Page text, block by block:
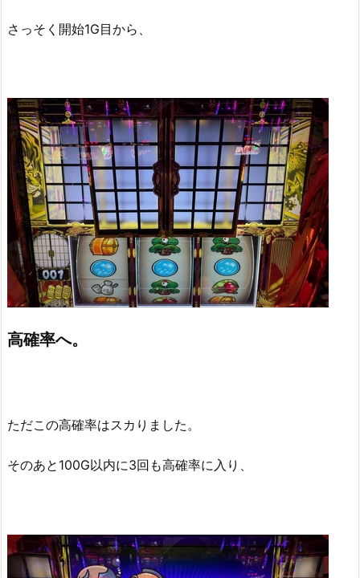
さっそく開始1G目から、
高確率へ。
ただこの高確率はスカりました。
そのあと100G以内に3回も高確率に入り、